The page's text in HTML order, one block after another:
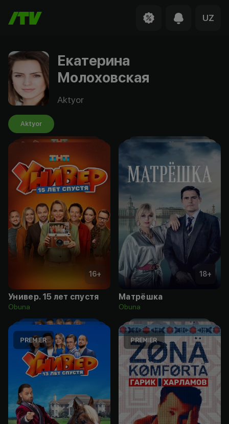
UZ
Екатерина
Молоховская
Aktyor
Aktyor
16+
Универ. 15 лет спустя
Obuna
18+
Матрёшка
Obuna